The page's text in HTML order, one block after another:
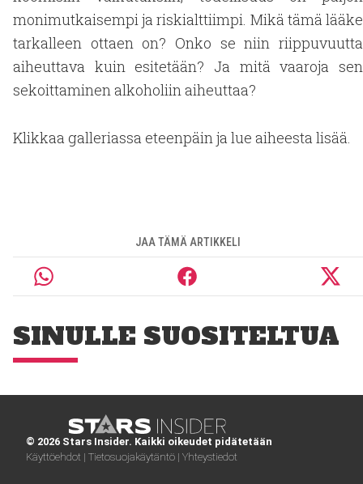
monimutkaisempi ja riskialttiimpi. Mikä tämä lääke
tarkalleen ottaen on? Onko se niin riippuvuutta
aiheuttava kuin esitetään? Ja mitä vaaroja sen
sekoittaminen alkoholiin aiheuttaa?
Klikkaa galleriassa eteenpäin ja lue aiheesta lisää.
JAA TÄMÄ ARTIKKELI
SINULLE SUOSITELTUA
© 2026 Stars Insider. Kaikki oikeudet pidätetään
Käyttöehdot | Tietosuojakäytäntö | Yhteystiedot